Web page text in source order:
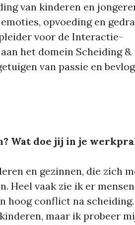
van kinderen en
opvoeding en
voor de Interactie-
het domein Scheiding &
van passie en
Wat doe jij in je
en gezinnen, die zich
Heel vaak zie ik er
hoog conflict na
maar ik probeer